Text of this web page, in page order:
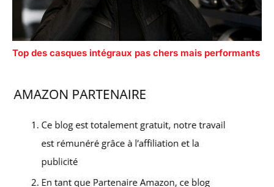
Top des casques intégraux pas chers mais performants